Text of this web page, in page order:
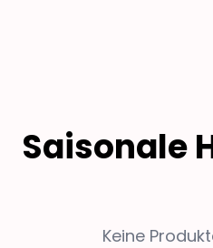
Saisonale
Keine